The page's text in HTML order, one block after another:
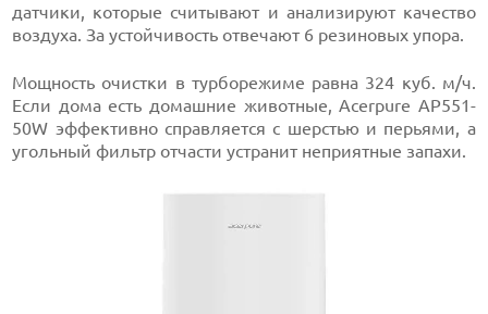
датчики, которые считывают и анализируют качество
воздуха. За устойчивость отвечают 6 резиновых упора.
Мощность очистки в турборежиме равна 324 куб. м/ч.
Если дома есть домашние животные, Acerpure AP551-
50W эффективно справляется с шерстью и перьями, а
угольный фильтр отчасти устранит неприятные запахи.